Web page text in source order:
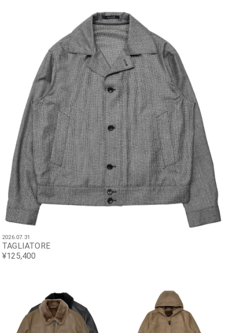
2026.07.31
TAGLIATORE
¥125,400